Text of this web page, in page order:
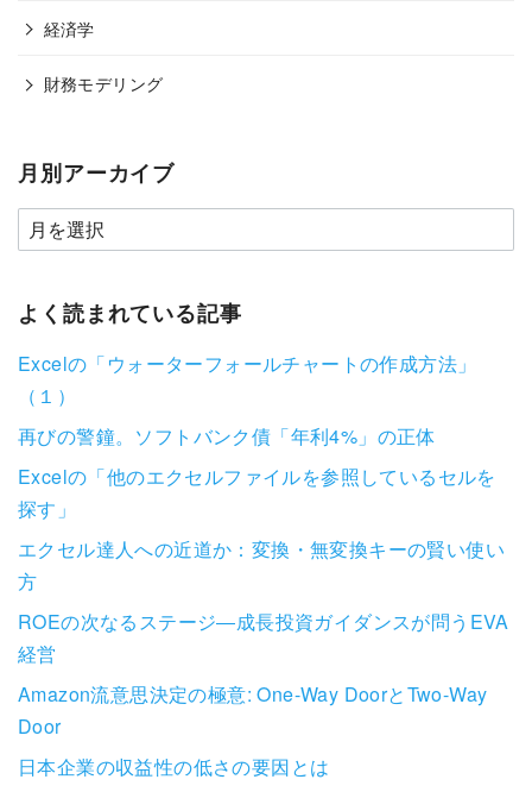
経済学
財務モデリング
月別アーカイブ
よく読まれている記事
Excelの「ウォーターフォールチャートの作成方法」
（１）
再びの警鐘。ソフトバンク債「年利4%」の正体
Excelの「他のエクセルファイルを参照しているセルを
探す」
エクセル達人への近道か：変換・無変換キーの賢い使い
方
ROEの次なるステージ―成長投資ガイダンスが問うEVA
経営
Amazon流意思決定の極意: One-Way DoorとTwo-Way
Door
日本企業の収益性の低さの要因とは